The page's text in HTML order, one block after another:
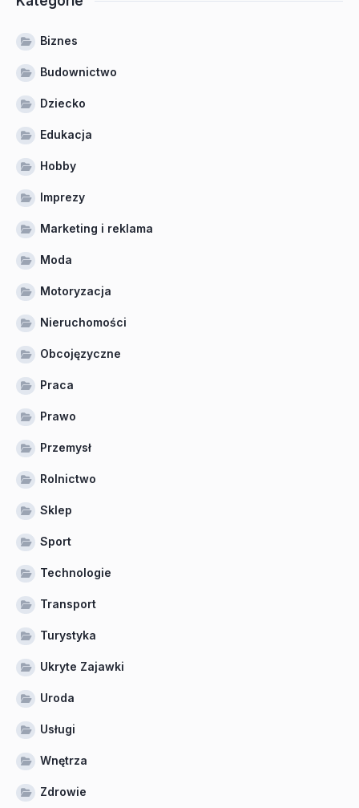
Biznes
Budownictwo
Dziecko
Edukacja
Hobby
Imprezy
Marketing i reklama
Moda
Motoryzacja
Nieruchomości
Obcojęzyczne
Praca
Prawo
Przemysł
Rolnictwo
Sklep
Sport
Technologie
Transport
Turystyka
Ukryte Zajawki
Uroda
Usługi
Wnętrza
Zdrowie